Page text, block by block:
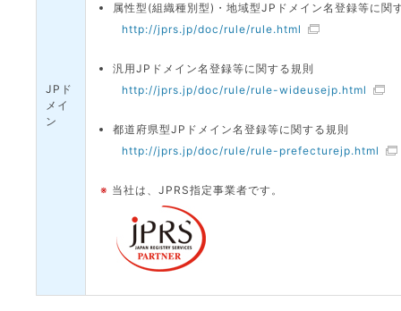
JPド
メイ
ン
属性型(組織種別型)・地域型JPドメイン名登録等に関
http://jprs.jp/doc/rule/rule.html
汎用JPドメイン名登録等に関する規則
http://jprs.jp/doc/rule/rule-wideusejp.html
都道府県型JPドメイン名登録等に関する規則
http://jprs.jp/doc/rule/rule-prefecturejp.html
※ 当社は、JPRS指定事業者です。